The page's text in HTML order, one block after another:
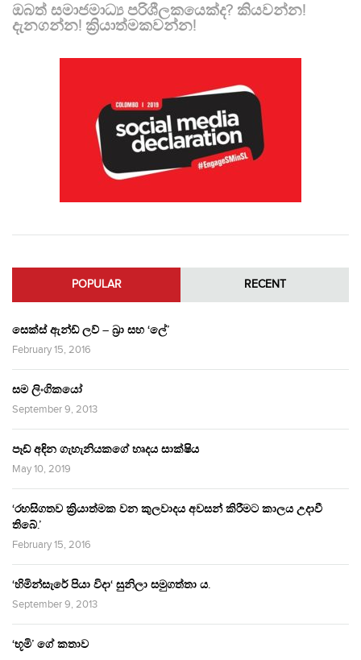
ඔබත් සමාජමාධ්‍ය පරිශීලකයෙක්ද? කියවන්න!
දැනගන්න! ක්‍රියාත්මකවන්න!
POPULAR RECENT
සෙක්ස් ඇන්ඩ් ලව් – බ්‍රා සහ ‘ලේ’
February 15, 2016
සම ලිංගිකයෝ
September 9, 2013
පෑඩ් අඳින ගැහැනියකගේ හෘදය සාක්ෂිය
May 10, 2019
‘රහසිගතව ක්‍රියාත්මක වන කුලවාදය අවසන් කිරීමට කාලය උදාවී
තිබේ.’
February 15, 2016
‘හිමින්සැරේ පියා විදා‘ සුනිලා සමුගත්තා ය.
September 9, 2013
‘භූමි’ ගේ කතාව